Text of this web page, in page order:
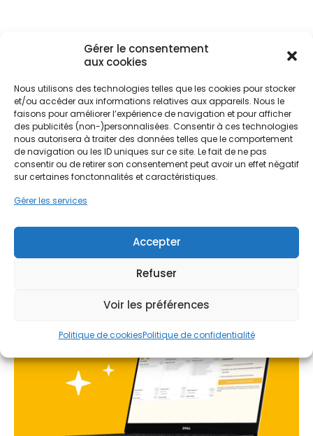
Gérer le consentement
aux cookies
Nous utilisons des technologies telles que les cookies pour stocker
et/ou accéder aux informations relatives aux appareils. Nous le
faisons pour améliorer l’expérience de navigation et pour afficher
des publicités (non-)personnalisées. Consentir à ces technologies
nous autorisera à traiter des données telles que le comportement
de navigation ou les ID uniques sur ce site. Le fait de ne pas
consentir ou de retirer son consentement peut avoir un effet négatif
sur certaines fonctonnalités et caractéristiques.
Gérer les services
Accepter
Refuser
Voir les préférences
Politique de cookiesPolitique de confidentialité
L'habitat vertavien est diversifié, allant des
anciennes maisons vigneronnes en schiste ou
tuffeau aux pavillons modernes des années 80 et
90. Ces constructions, bien que charmantes,
souffrent souvent de déperditions de chaleur
importantes. Une isolation thermique performante
permet de réguler la température intérieure,
réduisant ainsi la sensation de froid hivernal et la
surchauffe estivale. Pour les propriétaires
souhaitant rénover leur bien, choisir entre une
isolation par l'extérieur ou par l'intérieur est une
facture énergétique et la valeur du patrimoine.
PPF accompagne les habitants de Vertou et des
sur-Loire ou Basse-Goulaine dans ces projets de
logements en habitats économes, respectueux
précise des besoins, en tenant compte de
l'orientation de la maison et de la nature des
murs, est la première étape vers une isolation
réussie dans cette région viticole.
Ne passez pas à côté de vos
aides !
Faites vite, les budgets
MaPrimeRénov' sont annuels et
limités. Les dossiers sont traités
Contactez-nous maintenant
pour maximiser vos aides !